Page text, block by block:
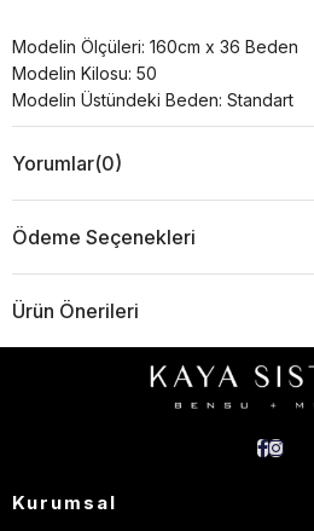
Modelin Ölçüleri: 160cm x 36 Beden
Modelin Kilosu: 50
Modelin Üstündeki Beden: Standart
Yorumlar(0)
Ödeme Seçenekleri
Ürün Önerileri
Kurumsal